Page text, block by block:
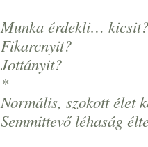
Munka érdekli… kicsit?
Fikarcnyit?
Jottányit?
*
Normális, szokott élet
Semmittevő léhaság